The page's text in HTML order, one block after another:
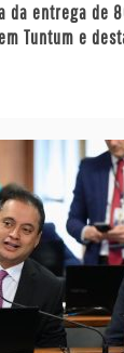
da entrega de
Tuntum e